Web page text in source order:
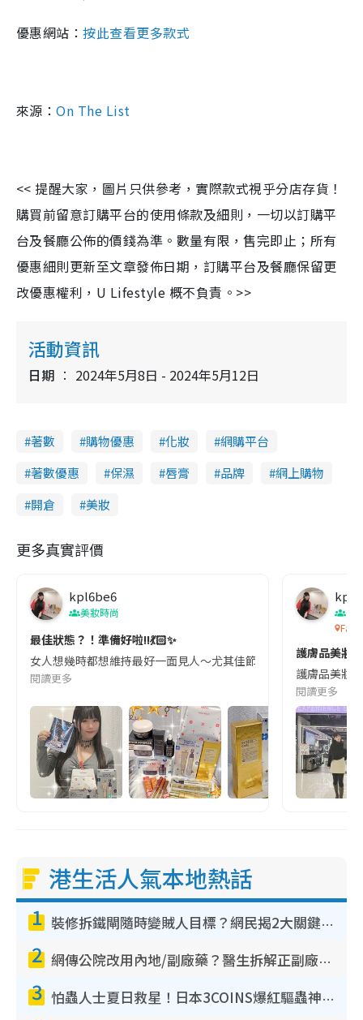
優惠網站：按此查看更多款式
來源：On The List
<< 提醒大家，圖片只供參考，實際款式視乎分店存貨！
購買前留意訂購平台的使用條款及細則，一切以訂購平
台及餐廳公佈的價錢為準。數量有限，售完即止；所有
優惠細則更新至文章發佈日期，訂購平台及餐廳保留更
改優惠權利，U Lifestyle 概不負責。>>
活動資訊
日期 2024年5月8日 - 2024年5月12日
著數 購物優惠 化妝
網購平台
著數優惠
保濕 唇膏 品牌
網上購物
開倉
美妝
更多真實評價
kpl6be6
美妝時尚
最佳狀態？！準備好啦!!💃🏻✨
女人想幾時都想維持最好一面見人～尤其佳節逼到埋身😌更係求
閱讀更多
美
護膚品美妝
護膚品美妝
閱讀更多
港生活人氣本地熱話
1 裝修拆鐵閘隨時變賊人目標？網民揭2大關鍵用途：裝新式等於白裝？附新舊鐵閘分別
2 網傳公院改用內地/副廠藥？醫生拆解正副廠分別 揭4類人換藥隨時出事
3 怕蟲人士夏日救星！日本3COINS爆紅驅蟲神器$45起 1招「全程免觸碰」輕鬆搞定小強